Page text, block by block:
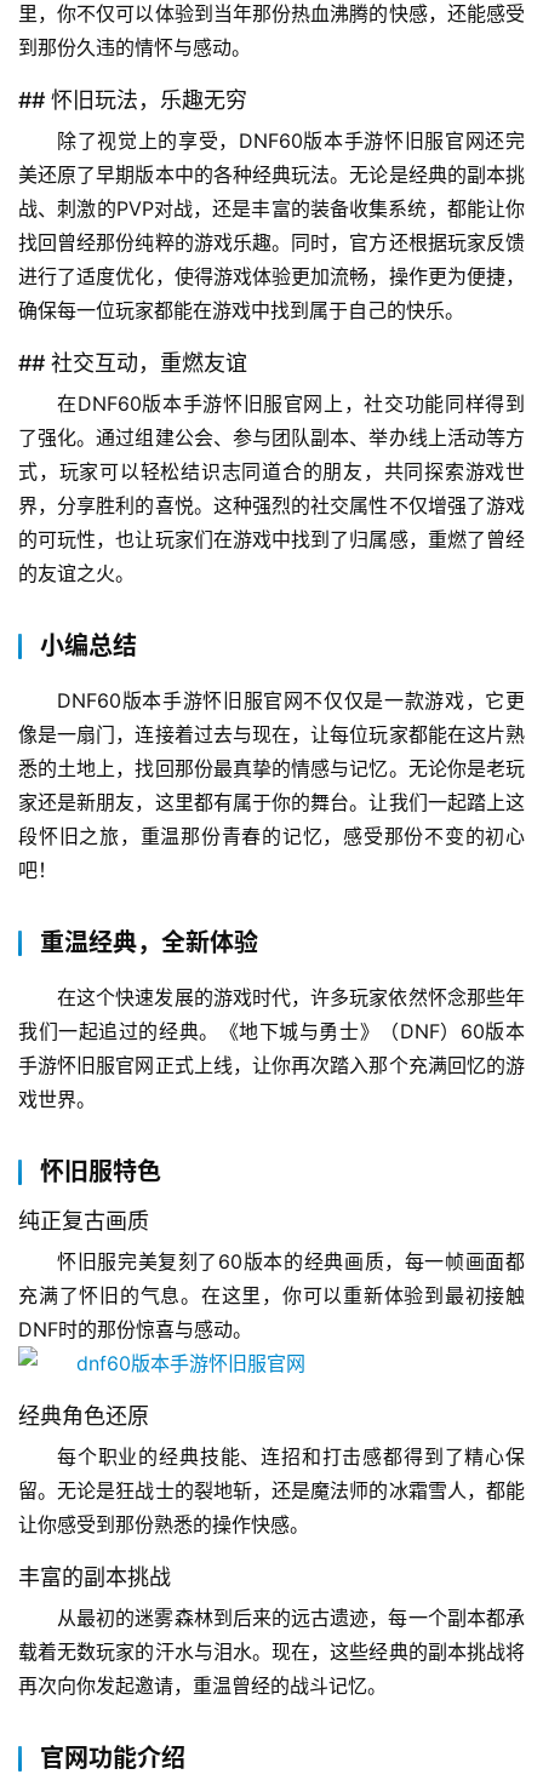
里，你不仅可以体验到当年那份热血沸腾的快感，还能感受
到那份久违的情怀与感动。
## 怀旧玩法，乐趣无穷
除了视觉上的享受，DNF60版本手游怀旧服官网还完
美还原了早期版本中的各种经典玩法。无论是经典的副本挑
战、刺激的PVP对战，还是丰富的装备收集系统，都能让你
找回曾经那份纯粹的游戏乐趣。同时，官方还根据玩家反馈
进行了适度优化，使得游戏体验更加流畅，操作更为便捷，
确保每一位玩家都能在游戏中找到属于自己的快乐。
## 社交互动，重燃友谊
在DNF60版本手游怀旧服官网上，社交功能同样得到
了强化。通过组建公会、参与团队副本、举办线上活动等方
式，玩家可以轻松结识志同道合的朋友，共同探索游戏世
界，分享胜利的喜悦。这种强烈的社交属性不仅增强了游戏
的可玩性，也让玩家们在游戏中找到了归属感，重燃了曾经
的友谊之火。
小编总结
DNF60版本手游怀旧服官网不仅仅是一款游戏，它更
像是一扇门，连接着过去与现在，让每位玩家都能在这片熟
悉的土地上，找回那份最真挚的情感与记忆。无论你是老玩
家还是新朋友，这里都有属于你的舞台。让我们一起踏上这
段怀旧之旅，重温那份青春的记忆，感受那份不变的初心
吧！
重温经典，全新体验
在这个快速发展的游戏时代，许多玩家依然怀念那些年
我们一起追过的经典。《地下城与勇士》（DNF）60版本
手游怀旧服官网正式上线，让你再次踏入那个充满回忆的游
戏世界。
怀旧服特色
纯正复古画质
怀旧服完美复刻了60版本的经典画质，每一帧画面都
充满了怀旧的气息。在这里，你可以重新体验到最初接触
DNF时的那份惊喜与感动。
经典角色还原
每个职业的经典技能、连招和打击感都得到了精心保
留。无论是狂战士的裂地斩，还是魔法师的冰霜雪人，都能
让你感受到那份熟悉的操作快感。
丰富的副本挑战
从最初的迷雾森林到后来的远古遗迹，每一个副本都承
载着无数玩家的汗水与泪水。现在，这些经典的副本挑战将
再次向你发起邀请，重温曾经的战斗记忆。
官网功能介绍